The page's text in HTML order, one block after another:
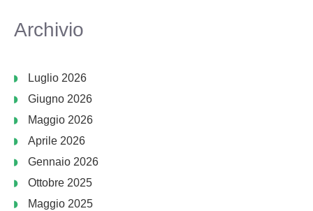
Archivio
Luglio 2026
Giugno 2026
Maggio 2026
Aprile 2026
Gennaio 2026
Ottobre 2025
Maggio 2025